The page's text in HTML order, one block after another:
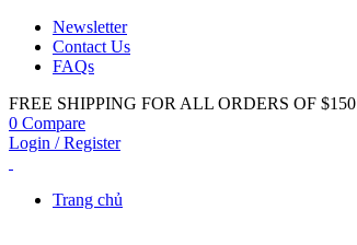
Newsletter
Contact Us
FAQs
FREE SHIPPING FOR ALL ORDERS OF $150
0 Compare
Login / Register
Trang chủ